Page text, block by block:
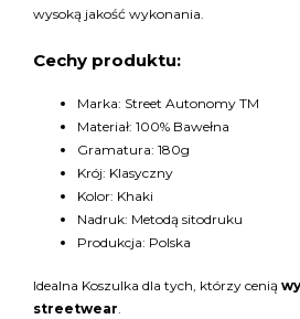
wysoką jakość wykonania.
Cechy produktu:
Marka: Street Autonomy TM
Materiał: 100% Bawełna
Gramatura: 180g
Krój: Klasyczny
Kolor: Khaki
Nadruk: Metodą sitodruku
Produkcja: Polska
Idealna Koszulka dla tych, którzy cenią
streetwear